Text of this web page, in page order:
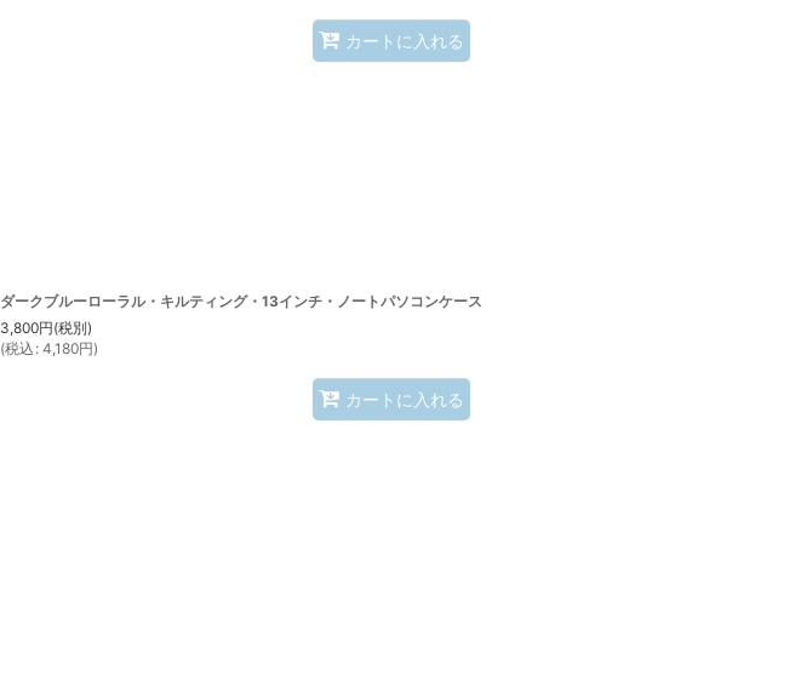
カートに入れる
ダークブルーローラル・キルティング・13インチ・ノートパソコンケース
3,800円(税別)
(税込 : 4,180円)
カートに入れる